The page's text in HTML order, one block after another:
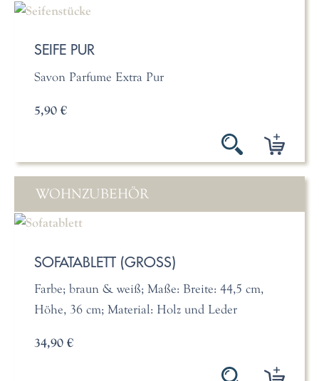
SEIFE PUR
Savon Parfume Extra Pur
5,90 €
WOHNZUBEHÖR
SOFATABLETT (GROSS)
Farbe; braun & weiß; Maße: Breite: 44,5 cm,
Höhe, 36 cm; Material: Holz und Leder
34,90 €